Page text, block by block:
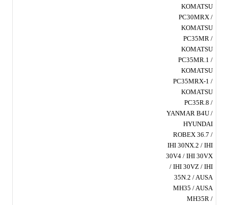
KOMATSU
PC30MRX /
KOMATSU
PC35MR /
KOMATSU
PC35MR.1 /
KOMATSU
PC35MRX-1 /
KOMATSU
PC35R.8 /
YANMAR B4U /
HYUNDAI
ROBEX 36.7 /
IHI 30NX.2 / IHI
30V4 / IHI 30VX
/ IHI 30VZ / IHI
35N.2 / AUSA
MH35 / AUSA
MH35R /